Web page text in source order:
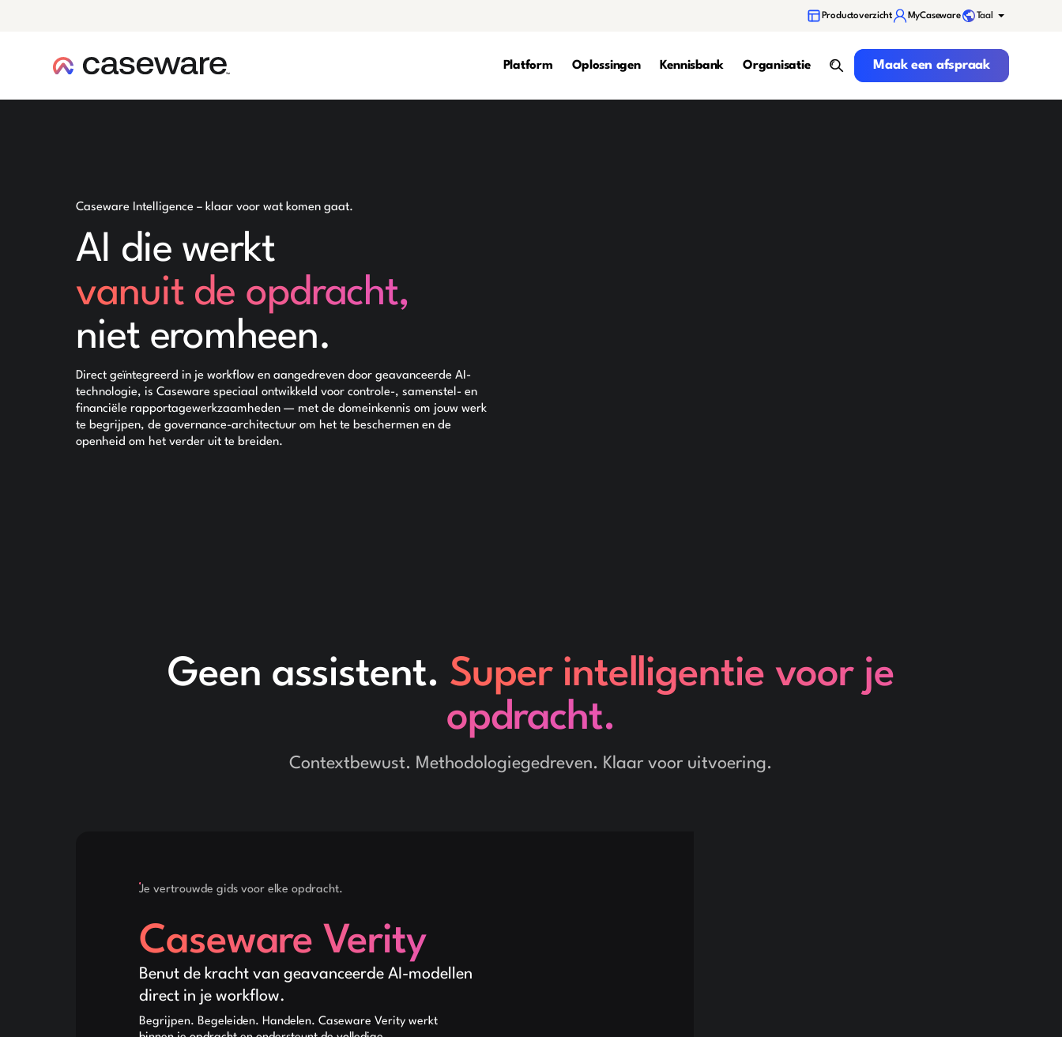
Productoverzicht MyCaseware Taal
Platform Oplossingen Kennisbank Organisatie
search
Maak een afspraak
Maak een afspraak
Caseware Intelligence – klaar voor wat komen gaat.
AI die werkt
vanuit de opdracht,
niet eromheen.
Direct geïntegreerd in je workflow en aangedreven door geavanceerde AI-
technologie, is Caseware speciaal ontwikkeld voor controle-, samenstel- en
financiële rapportagewerkzaamheden — met de domeinkennis om jouw werk
te begrijpen, de governance-architectuur om het te beschermen en de
openheid om het verder uit te breiden.
Geen assistent. Super intelligentie voor je
opdracht.
Contextbewust. Methodologiegedreven. Klaar voor uitvoering.
Je vertrouwde gids voor elke opdracht.
Caseware Verity
Benut de kracht van geavanceerde AI-modellen
direct in je workflow.
Begrijpen. Begeleiden. Handelen. Caseware Verity werkt